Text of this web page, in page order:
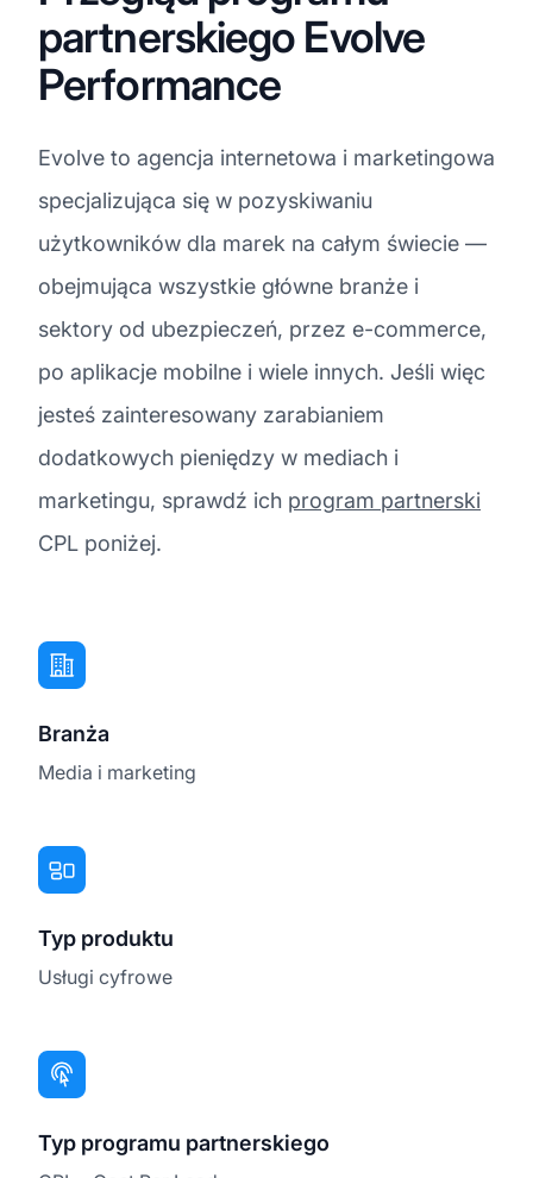
partnerskiego Evolve
Performance
Evolve to agencja internetowa i marketingowa
specjalizująca się w pozyskiwaniu
użytkowników dla marek na całym świecie —
obejmująca wszystkie główne branże i
sektory od ubezpieczeń, przez e-commerce,
po aplikacje mobilne i wiele innych. Jeśli więc
jesteś zainteresowany zarabianiem
dodatkowych pieniędzy w mediach i
marketingu, sprawdź ich program partnerski
CPL poniżej.
Branża
Media i marketing
Typ produktu
Usługi cyfrowe
Typ programu partnerskiego